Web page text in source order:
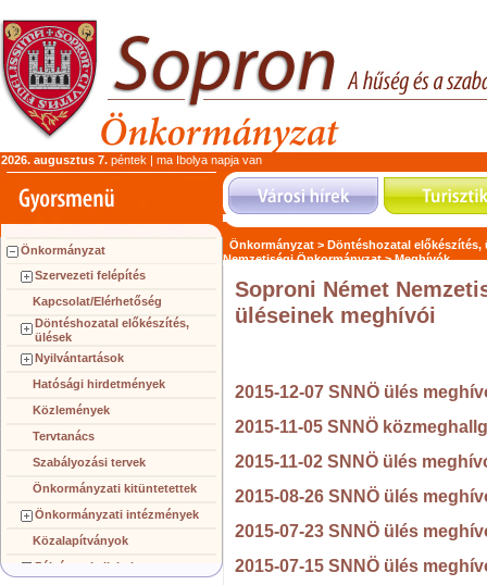
2026. augusztus 7. péntek | ma Ibolya napja van
Önkormányzat
Szervezeti felépítés
Kapcsolat/Elérhetőség
Döntéshozatal előkészítés,
ülések
Nyilvántartások
Hatósági hirdetmények
Közlemények
Tervtanács
Szabályozási tervek
Önkormányzati kitüntetettek
Önkormányzati intézmények
Közalapítványok
Pályázatok, licitek
Önkormányzat > Döntéshozatal előkészítés,
Nemzetiségi Önkormányzat >Meghívók
Soproni Német
üléseinek meghívói
2015-12-07 SNNÖ ülés
2015-11-05 SNNÖ
2015-11-02 SNNÖ ülés
2015-08-26 SNNÖ ülés
2015-07-23 SNNÖ ülés
2015-07-15 SNNÖ ülés